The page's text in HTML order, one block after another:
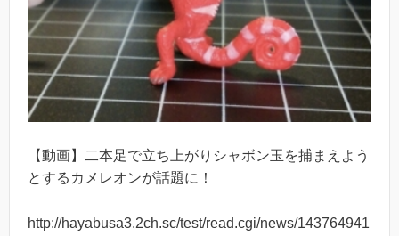
【動画】二本足で立ち上がりシャボン玉を捕まえよう
とするカメレオンが話題に！
http://hayabusa3.2ch.sc/test/read.cgi/news/143764941